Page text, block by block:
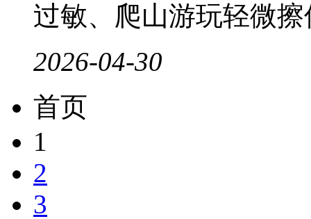
过敏、爬山游玩轻微擦
2026-04-30
首页
1
2
3